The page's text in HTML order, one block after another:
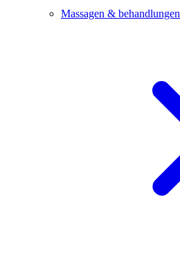
Massagen & behandlungen